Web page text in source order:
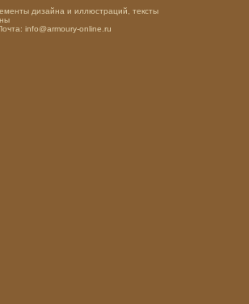
дизайна и иллюстраций, тексты
info@armoury-online.ru